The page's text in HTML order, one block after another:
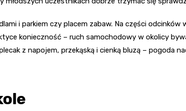
i parkiem czy placem zabaw. Na części
konieczność – ruch samochodowy w okolicy
z napojem, przekąską i cienką bluzą – pogoda